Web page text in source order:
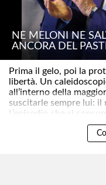
NÉ MELONI NÉ
ANCORA DEL
Prima il gelo, poi la
libertà. Un
all’interno della
suscitarle sempre lui: il
L’episodio che si